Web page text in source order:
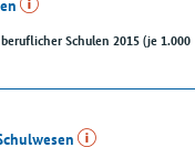
Schulen 2015 (je 1.000